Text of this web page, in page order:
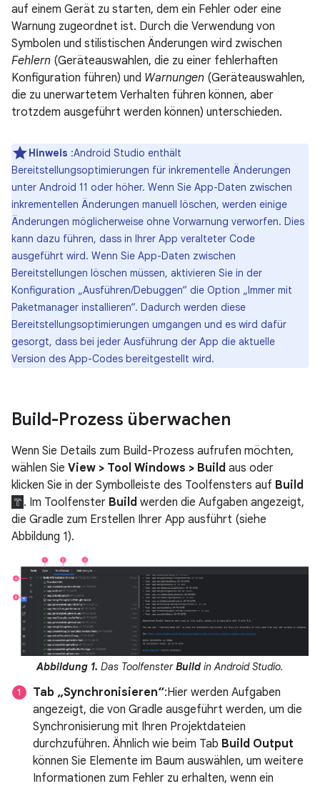
auf einem Gerät zu starten, dem ein Fehler oder eine
Warnung zugeordnet ist. Durch die Verwendung von
Symbolen und stilistischen Änderungen wird zwischen
Fehlern (Geräteauswahlen, die zu einer fehlerhaften
Konfiguration führen) und Warnungen (Geräteauswahlen,
die zu unerwartetem Verhalten führen können, aber
trotzdem ausgeführt werden können) unterschieden.
Hinweis :Android Studio enthält
Bereitstellungsoptimierungen für inkrementelle Änderungen
unter Android 11 oder höher. Wenn Sie App-Daten zwischen
inkrementellen Änderungen manuell löschen, werden einige
Änderungen möglicherweise ohne Vorwarnung verworfen. Dies
kann dazu führen, dass in Ihrer App veralteter Code
ausgeführt wird. Wenn Sie App-Daten zwischen
Bereitstellungen löschen müssen, aktivieren Sie in der
Konfiguration „Ausführen/Debuggen“ die Option „Immer mit
Paketmanager installieren“. Dadurch werden diese
Bereitstellungsoptimierungen umgangen und es wird dafür
gesorgt, dass bei jeder Ausführung der App die aktuelle
Version des App-Codes bereitgestellt wird.
Build-Prozess überwachen
Wenn Sie Details zum Build-Prozess aufrufen möchten,
wählen Sie View > Tool Windows > Build aus oder
klicken Sie in der Symbolleiste des Toolfensters auf Build
. Im Toolfenster Build werden die Aufgaben angezeigt,
die Gradle zum Erstellen Ihrer App ausführt (siehe
Abbildung 1).
Abbildung 1. Das ToolfensterBuildin Android Studio.
Tab „Synchronisieren“:Hier werden Aufgaben
angezeigt, die von Gradle ausgeführt werden, um die
Synchronisierung mit Ihren Projektdateien
durchzuführen. Ähnlich wie beim Tab Build Output
können Sie Elemente im Baum auswählen, um weitere
Informationen zum Fehler zu erhalten, wenn ein